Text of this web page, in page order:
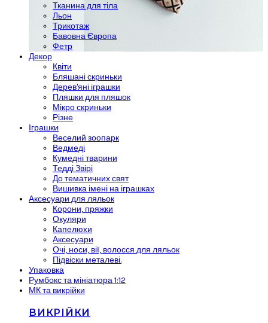
Тканина для тіла
Льон
Трикотаж
Бавовна Європа
Фетр
Декор
Квіти
Бляшані скриньки
Дерев'яні іграшки
Пляшки для пляшок
Мікро скриньки
Різне
Іграшки
Веселий зоопарк
Ведмеді
Кумедні тварини
Тедді Звірі
До тематичних свят
Вишивка імені на іграшках
Аксесуари для ляльок
Корони, пряжки
Окуляри
Капелюхи
Аксесуари
Очі, носи, вії, волосся для ляльок
Підвіски металеві.
Упаковка
Румбокс та мініатюра 1:12
МК та викрійки
ВИКРІЙКИ